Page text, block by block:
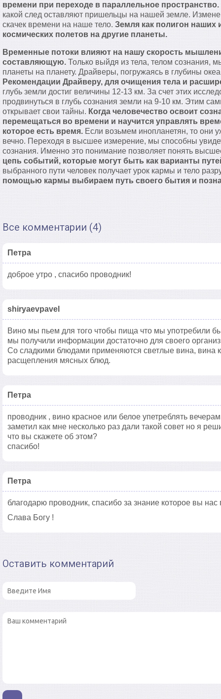
времени при переходе в параллельное пространство.
какой след оставляют пришельцы на нашей земле.
скачек времени на наше тело. Земля как полигон наших
космических полетов на другие планеты.
Временные потоки влияют на нашу скорость
составляющую. Только выйдя из тела, телом сознания,
планеты на планету. Драйверы, погружаясь в глубины
Рекомендации Драйверу, для очищения тела и
глубь земли достиг величины 12-13 км. За счет этих
продвинуться в глубь сознания земли на 9-10 км. Этим
открывает свои тайны. Когда человечество освоит
перемещаться во времени и научится управлять
которое есть время. Если возьмем инопланетян, то они
вечно. Переходя в высшее измерение, мы способны
сознания. Именно это понимание позволяет понять
цепь событий, которые могут быть как варианты
выбранного пути человек получает урок кармы и тело
помощью кармы выбираем путь своего бытия и
Все комментарии (4)
Петра
доброе утро , спасибо проводник!
shiryaevpavel
Вино мы пьем для того чтобы пища что мы употребили
мы получили информации достаточно для своего
Со сладкими блюдами применяются светлые вина, вина
расщепления мясных блюд.
Петра
проводник , вино красное или белое упетреблять
заметил как мне несколько раз дали такой совет но я
что вы скажете об этом?
спасибо!
Петра
благодарю проводник, спасибо за знание которое вы нас
Слава Богу !
Оставить комментарий